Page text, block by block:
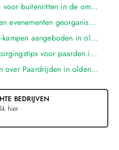
Verhuur van paarden voor buitenritten in de omgeving van oldenzaal
Paardrijwedstrijden en evenementen georganiseerd in oldenzaal
Paardrijvakanties en -kampen aangeboden in oldenzaal
Onderhoud en verzorgingstips voor paarden in oldenzaal
Veelgestelde vragen over Paardrijden in oldenzaal
BEDRIJVEN
hier